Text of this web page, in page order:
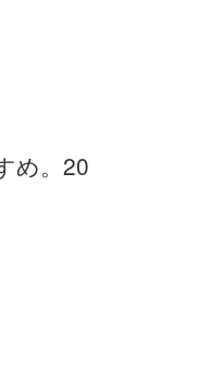
め。20